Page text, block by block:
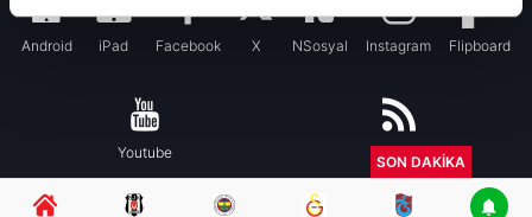
Android iPad Facebook X NSosyal Instagram Flipboard
Youtube RSS
SON DAKİKA